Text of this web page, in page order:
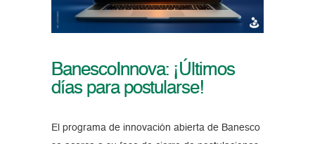
BanescoInnova: ¡Últimos
días para postularse!
El programa de innovación abierta de Banesco